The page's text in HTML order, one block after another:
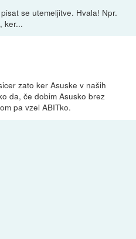
se utemeljitve. Hvala! Npr.
ker...
zato ker Asuske v naših
da, če dobim Asusko brez
pa vzel ABITko.